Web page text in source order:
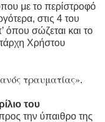
με το περίστροφό
στις 4 του
όπου σώζεται και το
Χρήστου
τραυματίας».
του
την ύπαιθρο της